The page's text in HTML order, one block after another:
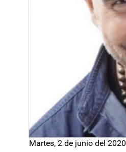
Martes, 2 de junio del 2020